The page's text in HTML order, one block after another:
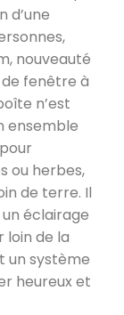
d’une
nouveauté
de fenêtre à
n’est
ensemble
ou herbes,
de terre. Il
éclairage
loin de la
un système
heureux et